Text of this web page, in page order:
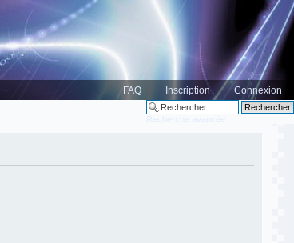
FAQ Inscription Connexion
Recherche avancée